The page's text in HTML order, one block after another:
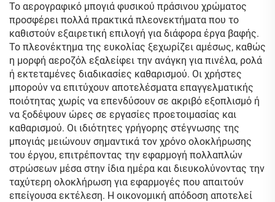
Το αερογραφικό μπογιά φυσικού πράσινου χρώματος
προσφέρει πολλά πρακτικά πλεονεκτήματα που το
καθιστούν εξαιρετική επιλογή για διάφορα έργα βαφής.
Το πλεονέκτημα της ευκολίας ξεχωρίζει αμέσως, καθώς
η μορφή αεροζόλ εξαλείφει την ανάγκη για πινέλα, ρολά
ή εκτεταμένες διαδικασίες καθαρισμού. Οι χρήστες
μπορούν να επιτύχουν αποτελέσματα επαγγελματικής
ποιότητας χωρίς να επενδύσουν σε ακριβό εξοπλισμό ή
να ξοδέψουν ώρες σε εργασίες προετοιμασίας και
καθαρισμού. Οι ιδιότητες γρήγορης στέγνωσης της
μπογιάς μειώνουν σημαντικά τον χρόνο ολοκλήρωσης
του έργου, επιτρέποντας την εφαρμογή πολλαπλών
στρώσεων μέσα στην ίδια ημέρα και διευκολύνοντας την
ταχύτερη ολοκλήρωση για εφαρμογές που απαιτούν
επείγουσα εκτέλεση. Η οικονομική απόδοση αποτελεί